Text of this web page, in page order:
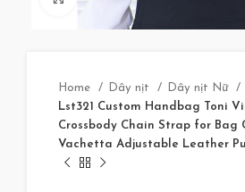
Home Dây nịt
Dây nịt Nữ
Lst321 Custom Handbag Toni
Crossbody Chain Strap for Bag
Vachetta Adjustable Leather